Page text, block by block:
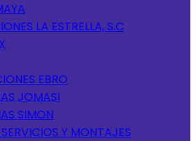
LA ESTRELLA, S.C
EBRO
JOMASI
SIMON
Y MONTAJES